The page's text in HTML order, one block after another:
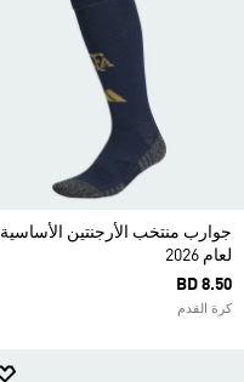
جوارب منتخب الأرجنتين الأساسية
لعام 2026
BD 8.50
كرة القدم